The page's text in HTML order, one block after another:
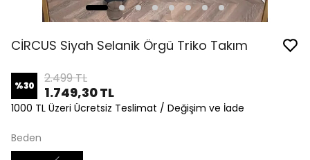
CİRCUS Siyah Selanik Örgü Triko Takım
%30 2.499 TL
1.749,30 TL
1000 TL Üzeri Ücretsiz Teslimat / Değişim ve İade
Beden